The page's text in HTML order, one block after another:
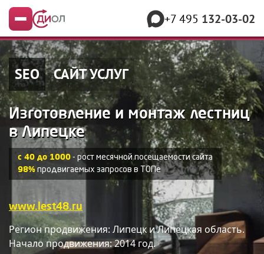
Меню +7 495 132-03-02
SEO САЙТ УСЛУГ
Изготовление и монтаж лестниц
в Липецке
с 40 до 1000 - рост месячной посещаемости сайта
98% продвигаемых запросов в ТОПе
www.lest48.ru
Регион продвижения: Липецк и Липецкая область.
Начало продвижения: 2014 год.